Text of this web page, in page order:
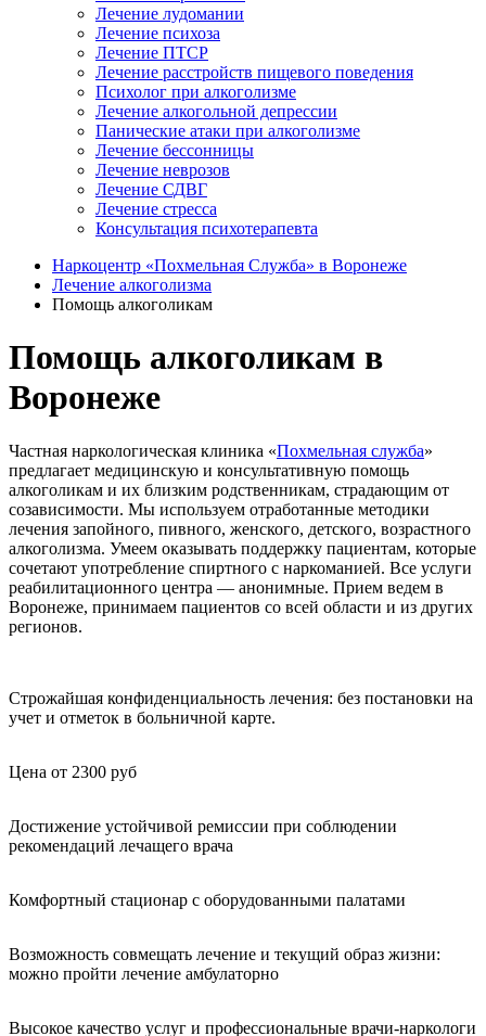
Лечение лудомании
Лечение психоза
Лечение ПТСР
Лечение расстройств пищевого поведения
Психолог при алкоголизме
Лечение алкогольной депрессии
Панические атаки при алкоголизме
Лечение бессонницы
Лечение неврозов
Лечение СДВГ
Лечение стресса
Консультация психотерапевта
Наркоцентр «Похмельная Служба» в Воронеже
Лечение алкоголизма
Помощь алкоголикам
Помощь алкоголикам в
Воронеже
Частная наркологическая клиника «Похмельная служба»
предлагает медицинскую и консультативную помощь
алкоголикам и их близким родственникам, страдающим от
созависимости. Мы используем отработанные методики
лечения запойного, пивного, женского, детского, возрастного
алкоголизма. Умеем оказывать поддержку пациентам, которые
сочетают употребление спиртного с наркоманией. Все услуги
реабилитационного центра — анонимные. Прием ведем в
Воронеже, принимаем пациентов со всей области и из других
регионов.
Строжайшая конфиденциальность лечения: без постановки на
учет и отметок в больничной карте.
Цена от 2300 руб
Достижение устойчивой ремиссии при соблюдении
рекомендаций лечащего врача
Комфортный стационар с оборудованными палатами
Возможность совмещать лечение и текущий образ жизни:
можно пройти лечение амбулаторно
Высокое качество услуг и профессиональные врачи-наркологи